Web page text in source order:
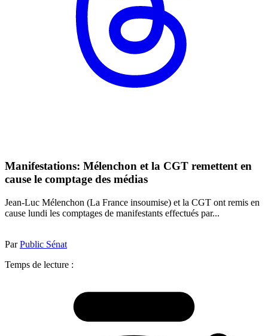
Manifestations: Mélenchon et la CGT remettent en
cause le comptage des médias
Jean-Luc Mélenchon (La France insoumise) et la CGT ont remis en
cause lundi les comptages de manifestants effectués par...
ParPublic Sénat
Temps de lecture :